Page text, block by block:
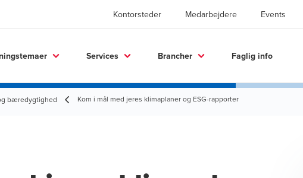
Kontorsteder Medarbejdere Events
Services Brancher Faglig info
bæredygtighed Kom i mål med jeres klimaplaner og ESG-rapporter